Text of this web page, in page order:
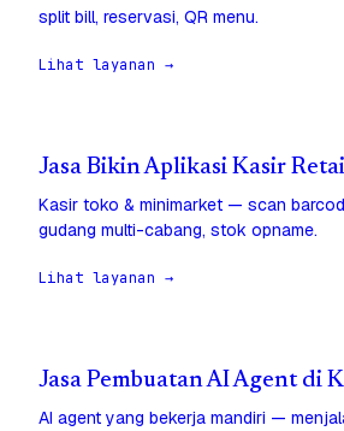
split bill, reservasi, QR menu.
Lihat layanan →
Jasa Bikin Aplikasi Kasir
Kasir toko & minimarket — scan
gudang multi-cabang, stok opname.
Lihat layanan →
Jasa Pembuatan AI Agent di
AI agent yang bekerja mandiri —